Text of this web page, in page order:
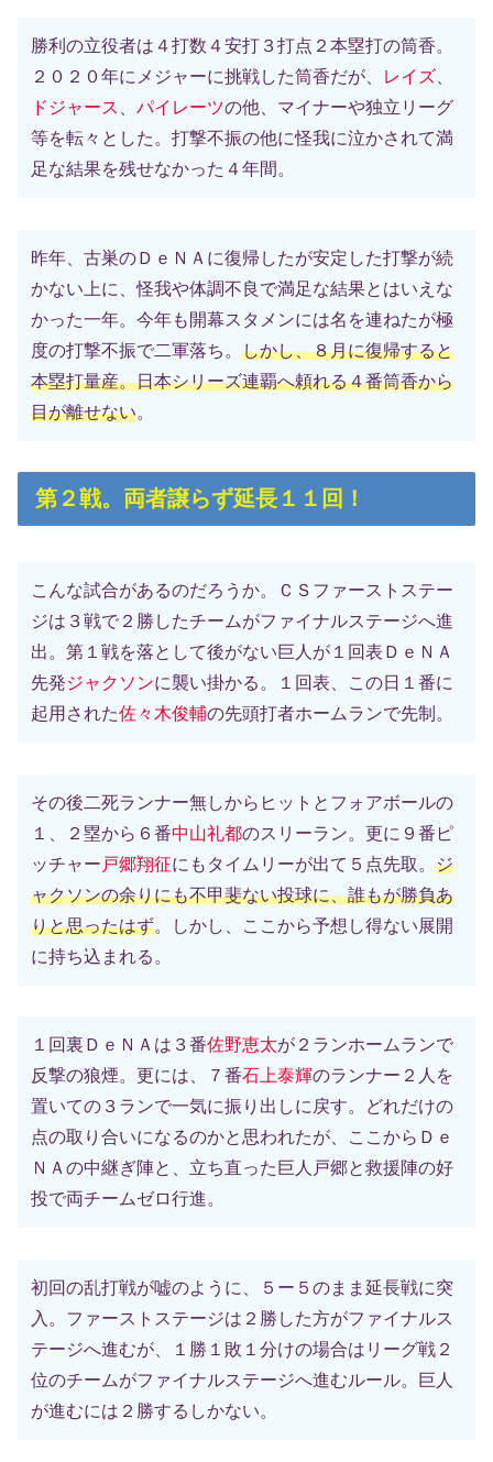
勝利の立役者は４打数４安打３打点２本塁打の筒香。
２０２０年にメジャーに挑戦した筒香だが、
レイズ
ドジャース
パイレーツの他、マイナーや独立リーグ
等を転々とした。打撃不振の他に怪我に泣かされて満
足な結果を残せなかった４年間。
昨年、古巣のＤｅＮＡに復帰したが安定した打撃が続
かない上に、怪我や体調不良で満足な結果とはいえな
かった一年。今年も開幕スタメンには名を連ねたが極
度の打撃不振で二軍落ち。 しかし、８月に復帰すると
本塁打量産。日本シリーズ連覇へ頼れる４番筒香から
目が離せない。
第２戦。両者譲らず延長１１回！
こんな試合があるのだろうか。ＣＳファーストステー
ジは３戦で２勝したチームがファイナルステージへ進
出。第１戦を落として後がない巨人が１回表ＤｅＮＡ
先発ジャクソンに襲い掛かる。１回表、この日１番に
起用された佐々木俊輔の先頭打者ホームランで先制。
その後二死ランナー無しからヒットとフォアボールの
１、２塁から６番中山礼都のスリーラン。更に９番ピ
ッチャー 戸郷翔征にもタイムリーが出て５点先取。 ジ
ャクソンの余りにも不甲斐ない投球に、誰もが勝負あ
りと思ったはず。しかし、ここから予想し得ない展開
に持ち込まれる。
１回裏ＤｅＮＡは３番佐野恵太が２ランホームランで
反撃の狼煙。更には、７番石上泰輝のランナー２人を
置いての３ランで一気に振り出しに戻す。どれだけの
点の取り合いになるのかと思われたが、ここからＤｅ
ＮＡの中継ぎ陣と、立ち直った巨人戸郷と救援陣の好
投で両チームゼロ行進。
初回の乱打戦が嘘のように、５ー５のまま延長戦に突
入。ファーストステージは２勝した方がファイナルス
テージへ進むが、１勝１敗１分けの場合はリーグ戦２
位のチームがファイナルステージへ進むルール。巨人
が進むには２勝するしかない。